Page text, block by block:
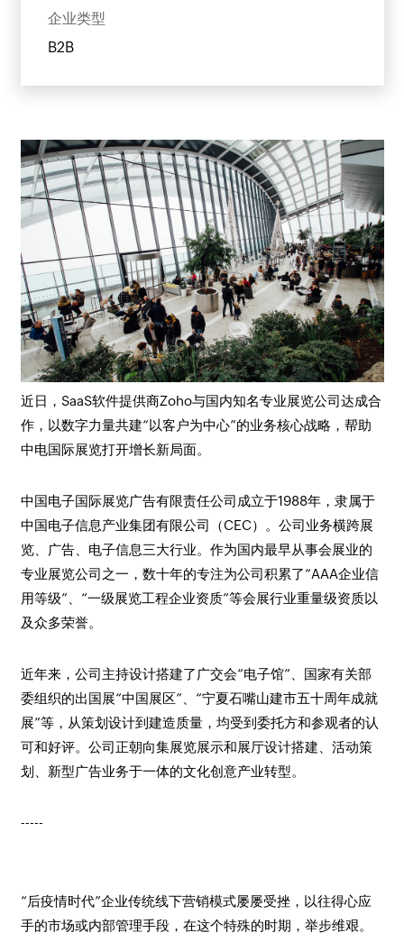
企业类型
B2B
近日，SaaS软件提供商Zoho与国内知名专业展览公司达成合
作，以数字力量共建“以客户为中心”的业务核心战略，帮助
中电国际展览打开增长新局面。
中国电子国际展览广告有限责任公司成立于1988年，隶属于
中国电子信息产业集团有限公司（CEC）。公司业务横跨展
览、广告、电子信息三大行业。作为国内最早从事会展业的
专业展览公司之一，数十年的专注为公司积累了“AAA企业信
用等级”、“一级展览工程企业资质”等会展行业重量级资质以
及众多荣誉。
近年来，公司主持设计搭建了广交会“电子馆”、国家有关部
委组织的出国展“中国展区”、“宁夏石嘴山建市五十周年成就
展”等，从策划设计到建造质量，均受到委托方和参观者的认
可和好评。公司正朝向集展览展示和展厅设计搭建、活动策
划、新型广告业务于一体的文化创意产业转型。
-----
“后疫情时代”企业传统线下营销模式屡屡受挫，以往得心应
手的市场或内部管理手段，在这个特殊的时期，举步维艰。